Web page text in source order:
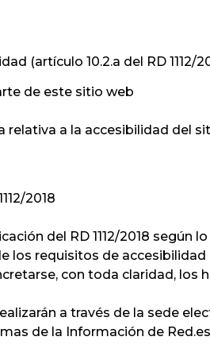
(artículo 10.2.a del RD 1112/
de este sitio web
a la accesibilidad del
2018
del RD 1112/2018 según
los requisitos de
con toda claridad,
a través de la sede
de la Información de